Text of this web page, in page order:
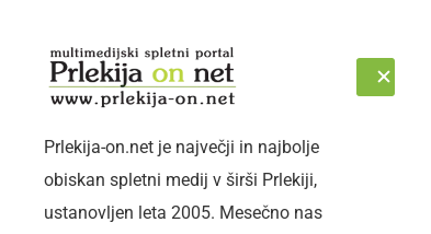
PETEK, 7. AVGUST 2026 Sledite nam:
Prlekija-on.net je največji in najbolje
obiskan spletni medij v širši Prlekiji,
ustanovljen leta 2005. Mesečno nas